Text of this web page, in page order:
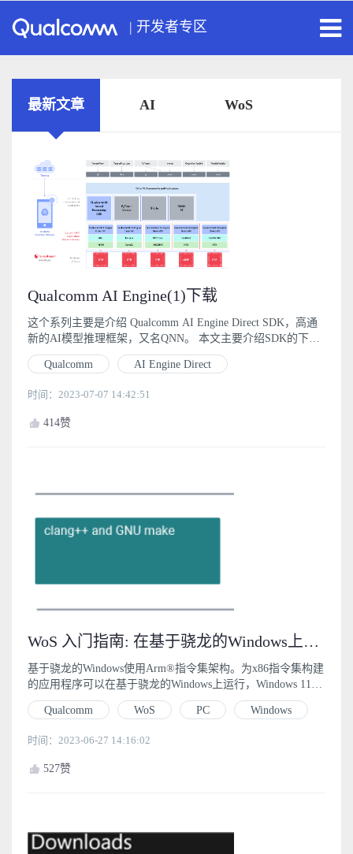
| 开发者专区
最新文章 AI WoS
Qualcomm AI Engine(1)下载
这个系列主要是介绍 Qualcomm AI Engine Direct SDK，高通
新的AI模型推理框架，又名QNN。 本文主要介绍SDK的下载
步骤
Qualcomm
AI Engine Direct
时间：2023-07-07 14:42:51
414赞
WoS 入门指南: 在基于骁龙的Windows上构建应用程序 (1)
基于骁龙的Windows使用Arm®指令集架构。为x86指令集构建
的应用程序可以在基于骁龙的Windows上运行，Windows 11直
接支持64位x86（x86-64）应用程序，Windows 10通过模拟32
位x86（x86-32）应用程序运行。
Qualcomm WoS PC Windows
时间：2023-06-27 14:16:02
527赞